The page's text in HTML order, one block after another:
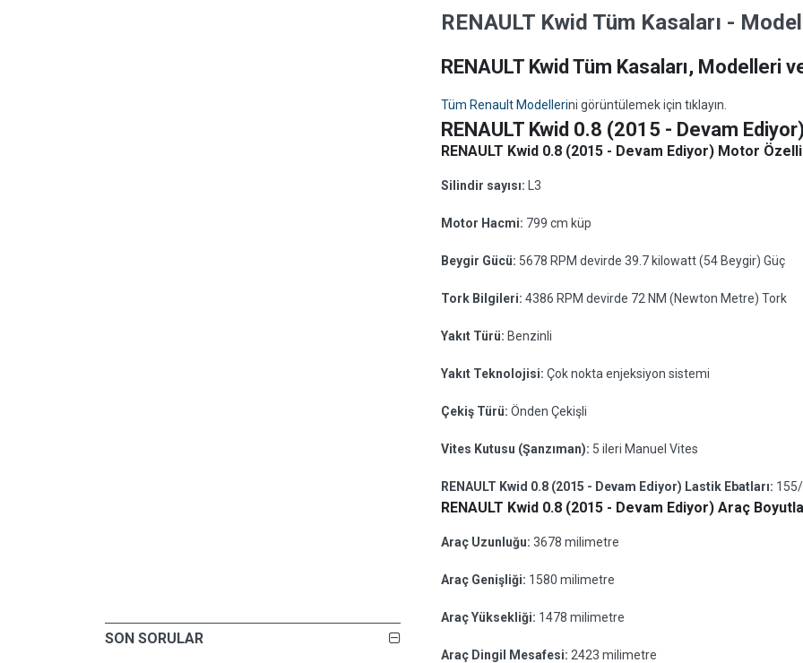
SON SORULAR
RENAULT Kwid Tüm Kasaları -
RENAULT Kwid Tüm Kasaları, Modelleri
Tüm Renault Modellerini görüntülemek için tıklayın.
RENAULT Kwid 0.8 (2015 - Devam Ediyor)
RENAULT Kwid 0.8 (2015 - Devam Ediyor) Motor
Silindir sayısı: L3
Motor Hacmi: 799 cm küp
Beygir Gücü: 5678 RPM devirde 39.7 kilowatt (54 Beygir) Güç
Tork Bilgileri: 4386 RPM devirde 72 NM (Newton Metre) Tork
Yakıt Türü: Benzinli
Yakıt Teknolojisi: Çok nokta enjeksiyon sistemi
Çekiş Türü: Önden Çekişli
Vites Kutusu (Şanzıman): 5 ileri Manuel Vites
RENAULT Kwid 0.8 (2015 - Devam Ediyor) Lastik Ebatları:
RENAULT Kwid 0.8 (2015 - Devam Ediyor) Araç
Araç Uzunluğu: 3678 milimetre
Araç Genişliği: 1580 milimetre
Araç Yüksekliği: 1478 milimetre
Araç Dingil Mesafesi: 2423 milimetre